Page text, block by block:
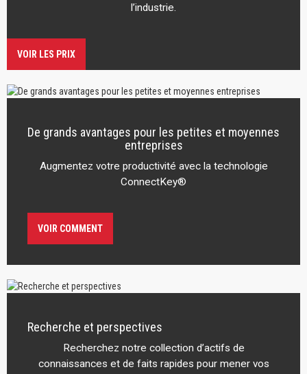
l’industrie.
VOIR LES PRIX
De grands avantages pour les petites et moyennes
entreprises
Augmentez votre productivité avec la technologie
ConnectKey®
VOIR COMMENT
Recherche et perspectives
Recherchez notre collection d’actifs de
connaissances et de faits rapides pour mener vos